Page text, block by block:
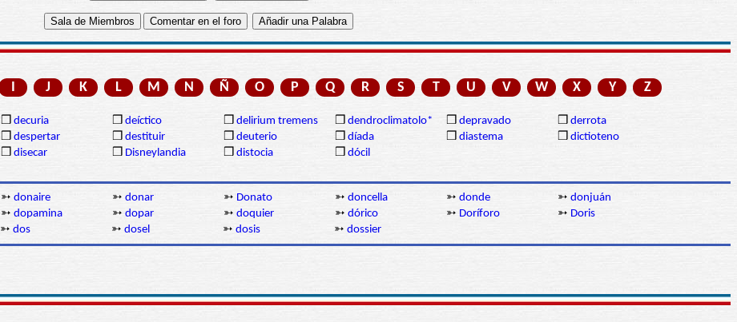
I J K L M N Ñ O P Q R S T U V W X Y Z
❒ decuria ❒ deíctico ❒ delirium tremens ❒ dendroclimatolo* ❒ depravado ❒ derrota
❒ despertar ❒ destituir ❒ deuterio ❒ díada ❒ diastema ❒ dictioteno
❒ disecar ❒ Disneylandia ❒ distocia ❒ dócil
➳ donaire ➳ donar ➳ Donato ➳ doncella ➳ donde ➳ donjuán
➳ dopamina ➳ dopar ➳ doquier ➳ dórico ➳ Doríforo ➳ Doris
➳ dos ➳ dosel ➳ dosis ➳ dossier